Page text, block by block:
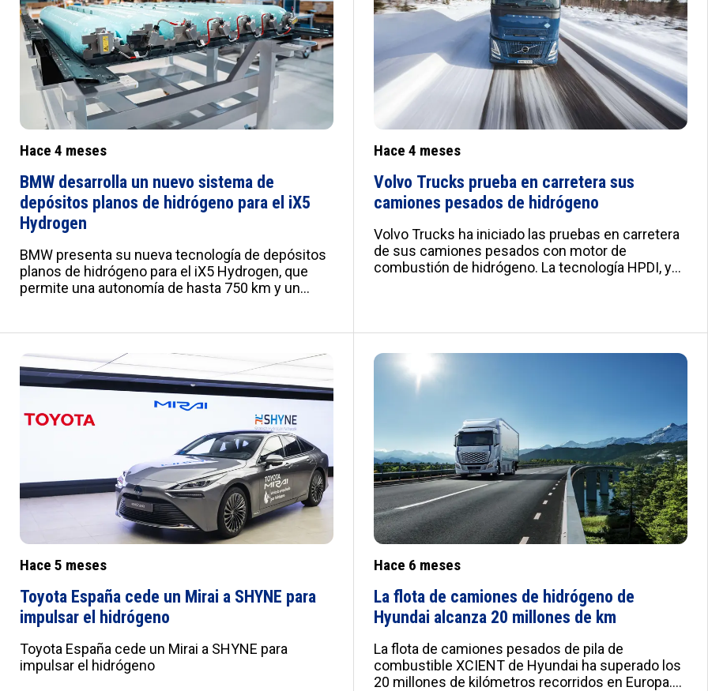
Hace 4 meses
BMW desarrolla un nuevo sistema de
depósitos planos de hidrógeno para el iX5
Hydrogen
BMW presenta su nueva tecnología de depósitos
planos de hidrógeno para el iX5 Hydrogen, que
permite una autonomía de hasta 750 km y un
Hace 4 meses
Volvo Trucks prueba en carretera sus
camiones pesados de hidrógeno
Volvo Trucks ha iniciado las pruebas en carretera
de sus camiones pesados con motor de
combustión de hidrógeno. La tecnología HPDI, ya
Hace 5 meses
Toyota España cede un Mirai a SHYNE para
impulsar el hidrógeno
Toyota España cede un Mirai a SHYNE para
impulsar el hidrógeno
Hace 6 meses
La flota de camiones de hidrógeno de
Hyundai alcanza 20 millones de km
La flota de camiones pesados de pila de
combustible XCIENT de Hyundai ha superado los
20 millones de kilómetros recorridos en Europa.